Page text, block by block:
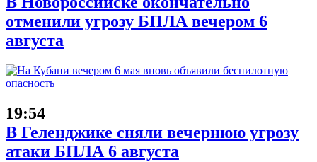
отменили угрозу БПЛА вечером 6
августа
19:54
В Геленджике сняли вечернюю угрозу
атаки БПЛА 6 августа